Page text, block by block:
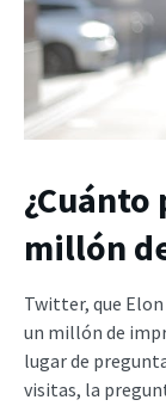
millón
Twitter, que
un millón de
lugar de
visitas, la